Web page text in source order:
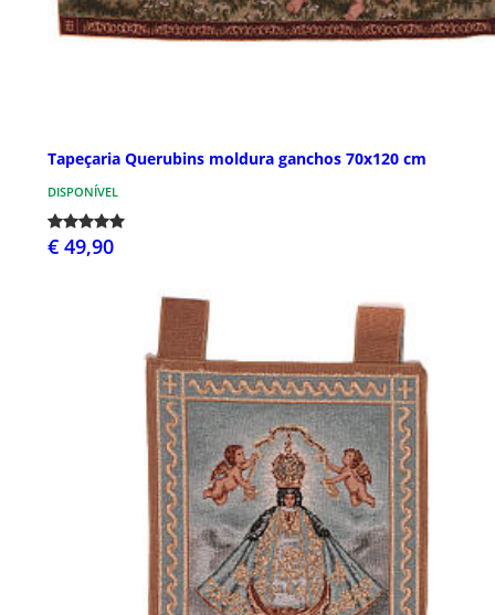
Tapeçaria Querubins moldura ganchos 70x120 cm
DISPONÍVEL
€ 49,90